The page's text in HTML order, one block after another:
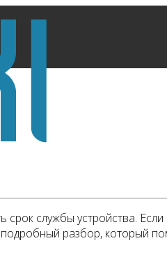
срок службы устройства.
разбор, который